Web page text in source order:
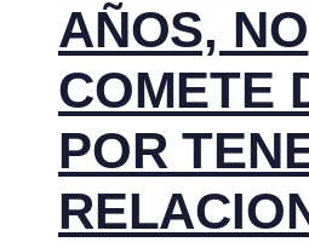
AÑOS, NO
COMETE
POR